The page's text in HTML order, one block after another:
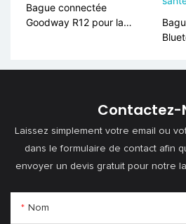
Bague connectée
Goodway R12 pour la
Contactez-
Laissez simplement votre email ou
dans le formulaire de contact afin
envoyer un devis gratuit pour notre
Nom